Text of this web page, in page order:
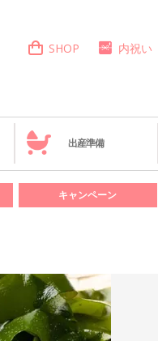
SHOP 内祝い
出産準備
キャンペーン